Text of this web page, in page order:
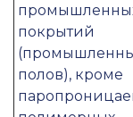
покрытий
полов), кроме